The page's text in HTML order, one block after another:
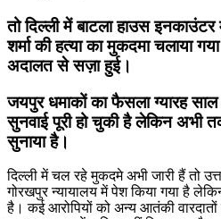
तो दिल्ली में बाटला हाउस
शर्मा की हत्या का मुकदमा चलाया
अदालत से सज़ा हुई।
जयपुर धमाकों का फैसला ग्यारह
सुनवाई पूरी हो चुकी है लेकिन अभी
सुनाया है।
दिल्ली में चल रहे मुकदमे अभी जारी हैं तो
गोरखपुर न्यायालय में पेश किया गया है
है। कई आरोपियों को अन्य आतंकी वारदातों